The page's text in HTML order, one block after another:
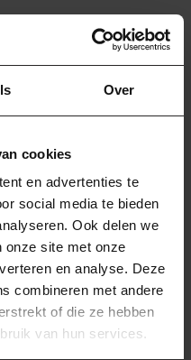
Over
cookies
en advertenties te
social media te bieden
Ook delen we
onze site met onze
en analyse. Deze
combineren met andere
of die ze hebben
van hun services.
BBQ Borstel
behulp...